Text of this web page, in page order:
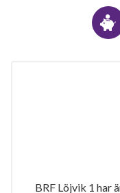
BRF Löjvik 1 har